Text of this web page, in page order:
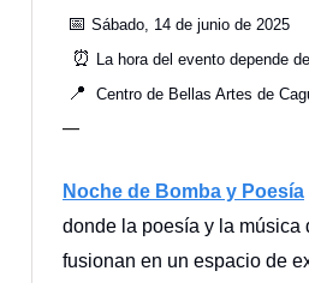
📅 Sábado, 14 de junio de 2025
⏰ La hora del evento depende
📍 Centro de Bellas Artes de
—
Noche de Bomba y Poesía
donde la poesía y la música
fusionan en un espacio de